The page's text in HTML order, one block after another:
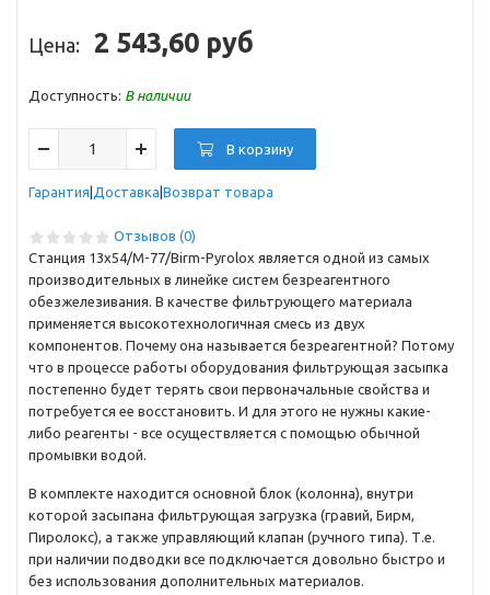
Цена: 2 543,60 руб
Доступность: В наличии
В корзину
Гарантия Доставка Возврат товара
Отзывов (0)
Станция 13x54/M-77/Birm-Pyrolox является одной из самых
производительных в линейке систем безреагентного
обезжелезивания. В качестве фильтрующего материала
применяется высокотехнологичная смесь из двух
компонентов. Почему она называется безреагентной? Потому
что в процессе работы оборудования фильтрующая засыпка
постепенно будет терять свои первоначальные свойства и
потребуется ее восстановить. И для этого не нужны какие-
либо реагенты - все осуществляется с помощью обычной
промывки водой.
В комплекте находится основной блок (колонна), внутри
которой засыпана фильтрующая загрузка (гравий, Бирм,
Пиролокс), а также управляющий клапан (ручного типа). Т.е.
при наличии подводки все подключается довольно быстро и
без использования дополнительных материалов.